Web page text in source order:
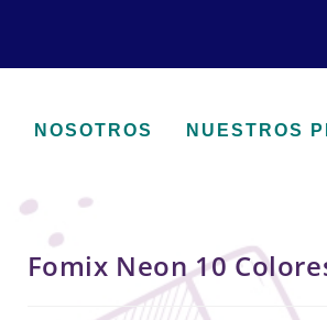
NOSOTROS NUESTROS
Fomix Neon 10